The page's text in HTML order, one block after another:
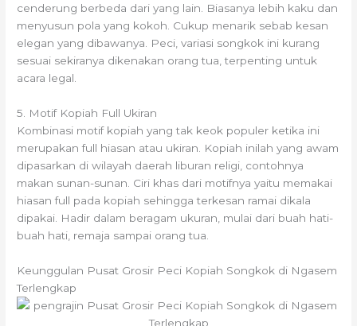
cenderung berbeda dari yang lain. Biasanya lebih kaku dan
menyusun pola yang kokoh. Cukup menarik sebab kesan
elegan yang dibawanya. Peci, variasi songkok ini kurang
sesuai sekiranya dikenakan orang tua, terpenting untuk
acara legal.
5. Motif Kopiah Full Ukiran
Kombinasi motif kopiah yang tak keok populer ketika ini
merupakan full hiasan atau ukiran. Kopiah inilah yang awam
dipasarkan di wilayah daerah liburan religi, contohnya
makan sunan-sunan. Ciri khas dari motifnya yaitu memakai
hiasan full pada kopiah sehingga terkesan ramai dikala
dipakai. Hadir dalam beragam ukuran, mulai dari buah hati-
buah hati, remaja sampai orang tua.
Keunggulan Pusat Grosir Peci Kopiah Songkok di Ngasem
Terlengkap